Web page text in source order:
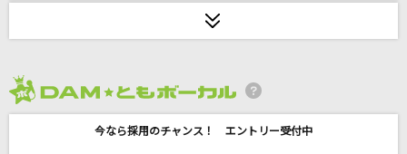
Regine Velasquez [レジン ヴェラスケス]
fripSide
今なら採用のチャンス！ エントリー受付中